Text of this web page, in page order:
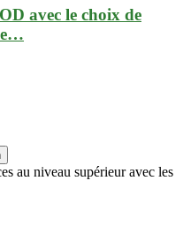
avec le choix de
au niveau supérieur avec les